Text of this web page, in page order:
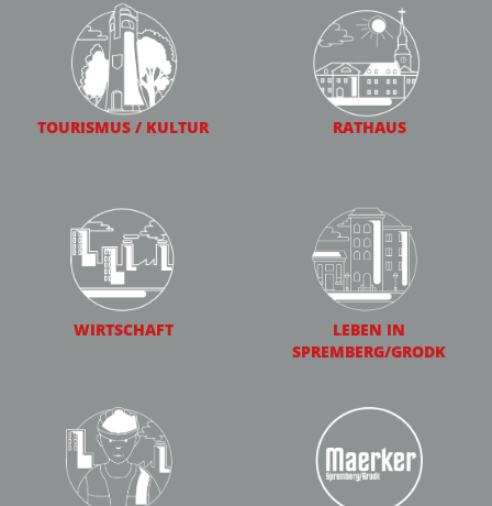
TOURISMUS / KULTUR RATHAUS
WIRTSCHAFT
LEBEN IN
SPREMBERG/GRODK